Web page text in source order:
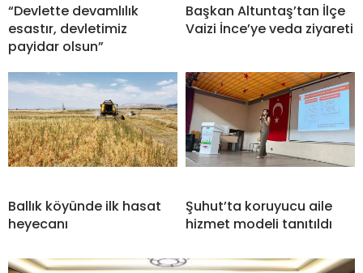
“Devlette devamlılık
esastır, devletimiz
payidar olsun”
Başkan Altuntaş’tan İlçe
Vaizi İnce’ye veda ziyareti
Ballık köyünde ilk hasat
heyecanı
Şuhut’ta koruyucu aile
hizmet modeli tanıtıldı